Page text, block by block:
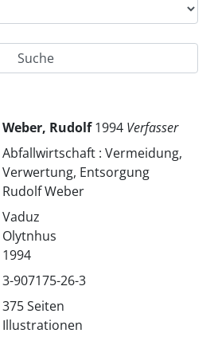
Weber, Rudolf1994 Verfasser
Abfallwirtschaft : Vermeidung,
Verwertung, Entsorgung
Rudolf Weber
Vaduz
Olytnhus
1994
3-907175-26-3
375 Seiten
Illustrationen